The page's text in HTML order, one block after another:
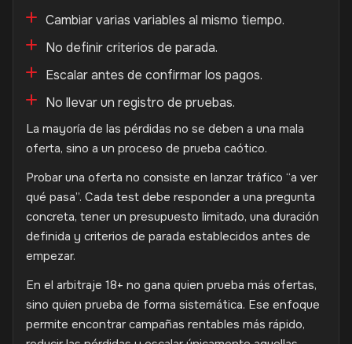
Cambiar varias variables al mismo tiempo.
No definir criterios de parada.
Escalar antes de confirmar los pagos.
No llevar un registro de pruebas.
La mayoría de las pérdidas no se deben a una mala
oferta, sino a un proceso de prueba caótico.
Probar una oferta no consiste en lanzar tráfico “a ver
qué pasa”. Cada test debe responder a una pregunta
concreta, tener un presupuesto limitado, una duración
definida y criterios de parada establecidos antes de
empezar.
En el arbitraje 18+ no gana quien prueba más ofertas,
sino quien prueba de forma sistemática. Ese enfoque
permite encontrar campañas rentables más rápido,